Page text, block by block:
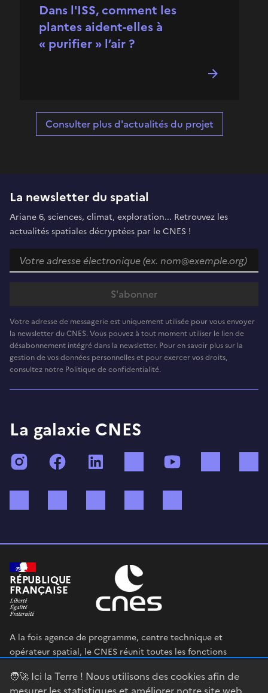
🧑‍🚀 Ici la Terre ! Nous utilisons des cookies afin de
Dans l'ISS, comment les
plantes aident-elles à
« purifier » l’air ?
Consulter plus d'actualités du projet
La newsletter du spatial
Ariane 6, sciences, climat, exploration... Retrouvez les
actualités spatiales décryptées par le CNES !
Votre adresse de messagerie est uniquement utilisée pour vous envoyer
la newsletter du CNES. Vous pouvez à tout moment utiliser le lien de
désabonnement intégré dans la newsletter. Pour en savoir plus sur la
gestion de vos données personnelles et pour exercer vos droits,
consultez notre Politique de confidentialité.
La galaxie CNES
InstagramFacebook TikTok
RÉPUBLIQUE
FRANÇAISE
A la fois agence de programme, centre technique et
opérateur spatial, le CNES réunit toutes les fonctions
en œuvre sa stratégie spatiale.